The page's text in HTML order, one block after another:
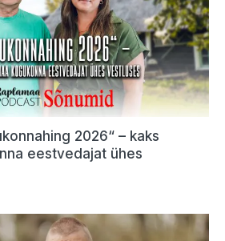
2026“ – kaks
eestvedajat ühes